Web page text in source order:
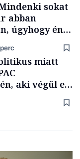
sokat
abban
úgyhogy én
akartam
miatt
aki végül el
egyik